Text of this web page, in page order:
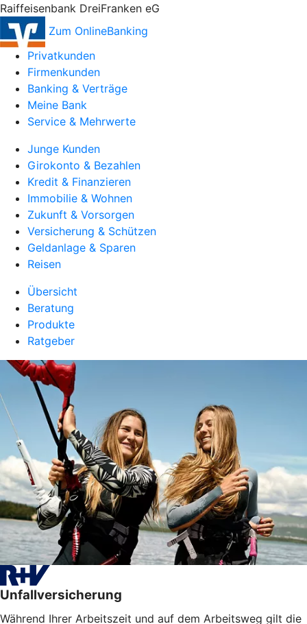
Raiffeisenbank DreiFranken eG
Zum OnlineBanking
Privatkunden
Firmenkunden
Banking & Verträge
Meine Bank
Service & Mehrwerte
Junge Kunden
Girokonto & Bezahlen
Kredit & Finanzieren
Immobilie & Wohnen
Zukunft & Vorsorgen
Versicherung & Schützen
Geldanlage & Sparen
Reisen
Übersicht
Beratung
Produkte
Ratgeber
Unfallversicherung
Während Ihrer Arbeitszeit und auf dem Arbeitsweg gilt die